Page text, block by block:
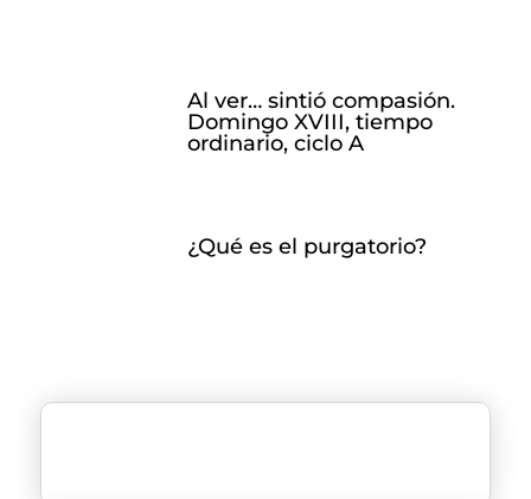
Al ver… sintió compasión.
Domingo XVIII, tiempo
ordinario, ciclo A
¿Qué es el purgatorio?